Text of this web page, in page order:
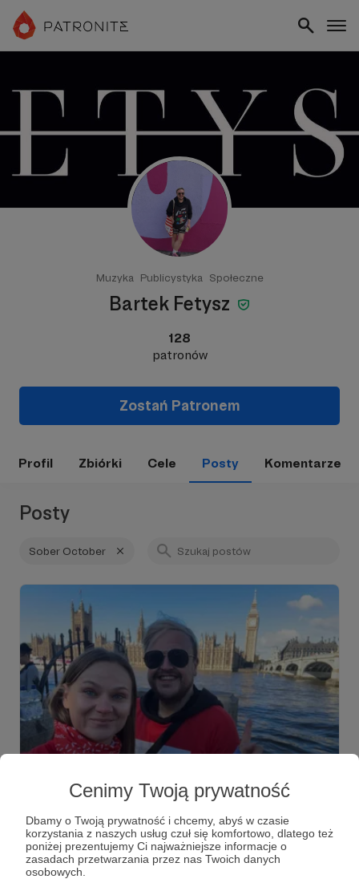
Cenimy Twoją prywatność
Dbamy o Twoją prywatność i chcemy, abyś w czasie
korzystania z naszych usług czuł się komfortowo, dlatego też
poniżej prezentujemy Ci najważniejsze informacje o
zasadach przetwarzania przez nas Twoich danych
osobowych.
Muzyka Publicystyka Społeczne
Bartek Fetysz
128
patronów
Zostań Patronem
Profil Zbiórki Cele Posty Komentarze
Posty
Sober October
01.10.2024 Brak komentarzy
NEWSLETTER NO. 18
dobroczynności. Was też do tego zachęcam. Spora część
publikowanych przeze mnie treści w październiku
poświęcona będzie obsesjom, uzależnieniom i tematom
społecznym, które bardzo mnie interesują, zachwycają i
często przerażają. Pisanie o celebrytach jest klikalne, ale
Bartek Fetysz Newsletter Londyn +3